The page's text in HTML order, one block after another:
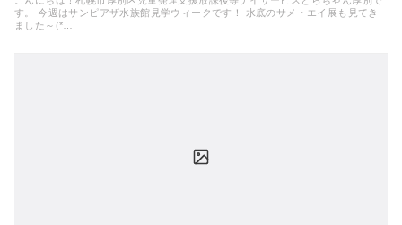
す。 今週はサンピアザ水族館見学ウィークです！ 水底のサメ・エイ展も見てき
ました～(*…